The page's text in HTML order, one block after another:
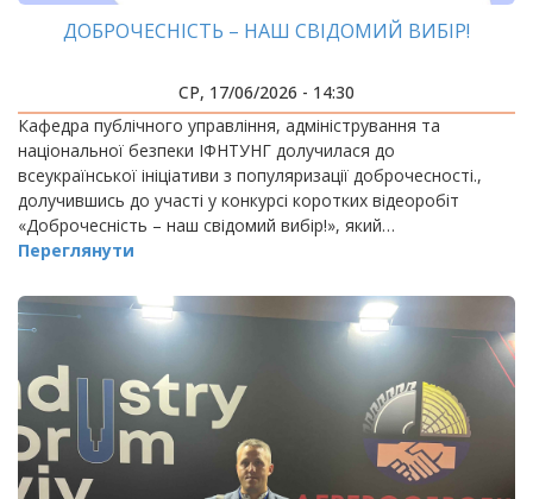
ДОБРОЧЕСНІСТЬ – НАШ СВІДОМИЙ ВИБІР!
СР, 17/06/2026 - 14:30
Кафедра публічного управління, адміністрування та
національної безпеки ІФНТУНГ долучилася до
всеукраїнської ініціативи з популяризації доброчесності.,
долучившись до участі у конкурсі коротких відеоробіт
«Доброчесність – наш свідомий вибір!», який…
Переглянути